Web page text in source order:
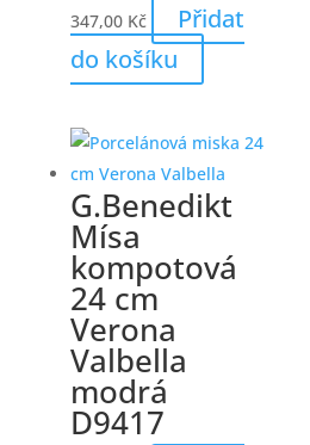
347,00 Kč
Přidat
do košíku
G.Benedikt
Mísa
kompotová
24 cm
Verona
Valbella
modrá
D9417